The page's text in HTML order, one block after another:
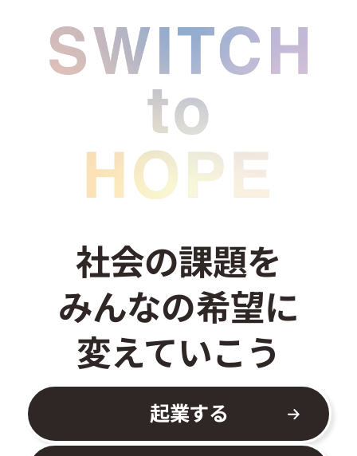
プレスルーム
社会の課題を
みんなの希望に
変えていこう
起業する